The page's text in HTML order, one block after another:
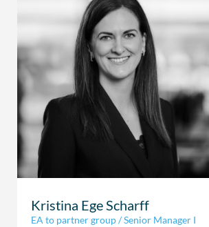
Kristina Ege Scharff
EA to partner group / Senior Manager I